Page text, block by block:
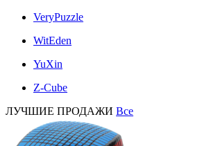
VeryPuzzle
WitEden
YuXin
Z-Cube
ЛУЧШИЕ ПРОДАЖИ Все